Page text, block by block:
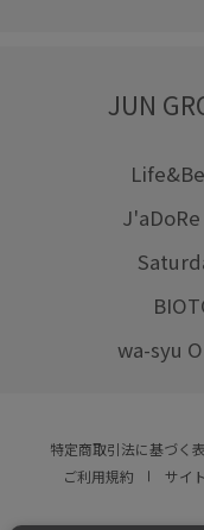
JUN
wa-syu
特定商取引法に基づく
ご利用規約
サイ